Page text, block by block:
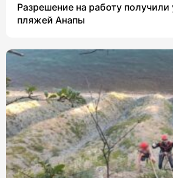
Разрешение на работу получили
пляжей Анапы